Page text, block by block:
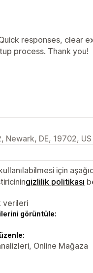
responses, clear
process. Thank you!
Newark, DE, 19702, US
için
gizlilik politikası
verileri
görüntüle:
Online Mağaza